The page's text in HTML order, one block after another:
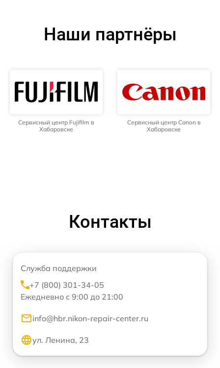
Наши партнёры
Сервисный центр Fujifilm в
Хабаровске
Сервисный центр Canon в
Хабаровске
Контакты
Служба поддержки
+7 (800) 301-34-05
Ежедневно с 9:00 до 21:00
info@hbr.nikon-repair-center.ru
ул. Ленина, 23